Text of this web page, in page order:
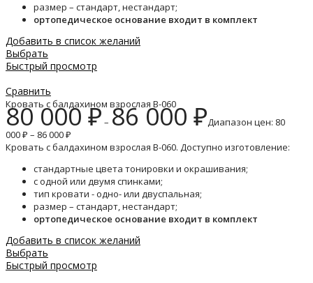
размер – стандарт, нестандарт;
ортопедическое основание входит в комплект
Добавить в список желаний
Выбрать
Быстрый просмотр
Сравнить
Кровать с балдахином взрослая B-060
80 000₽– 86 000 ₽Диапазон цен: 80
000 ₽ – 86 000 ₽
Кровать с балдахином взрослая B-060. Доступно изготовление:
стандартные цвета тонировки и окрашивания;
с одной или двумя спинками;
тип кровати - одно- или двуспальная;
размер – стандарт, нестандарт;
ортопедическое основание входит в комплект
Добавить в список желаний
Выбрать
Быстрый просмотр